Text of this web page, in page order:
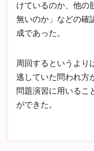
けているのか、他の
無いのか」などの確
成であった。
周回するというより
逃していた問われ方
問題演習に用いるこ
ができた。